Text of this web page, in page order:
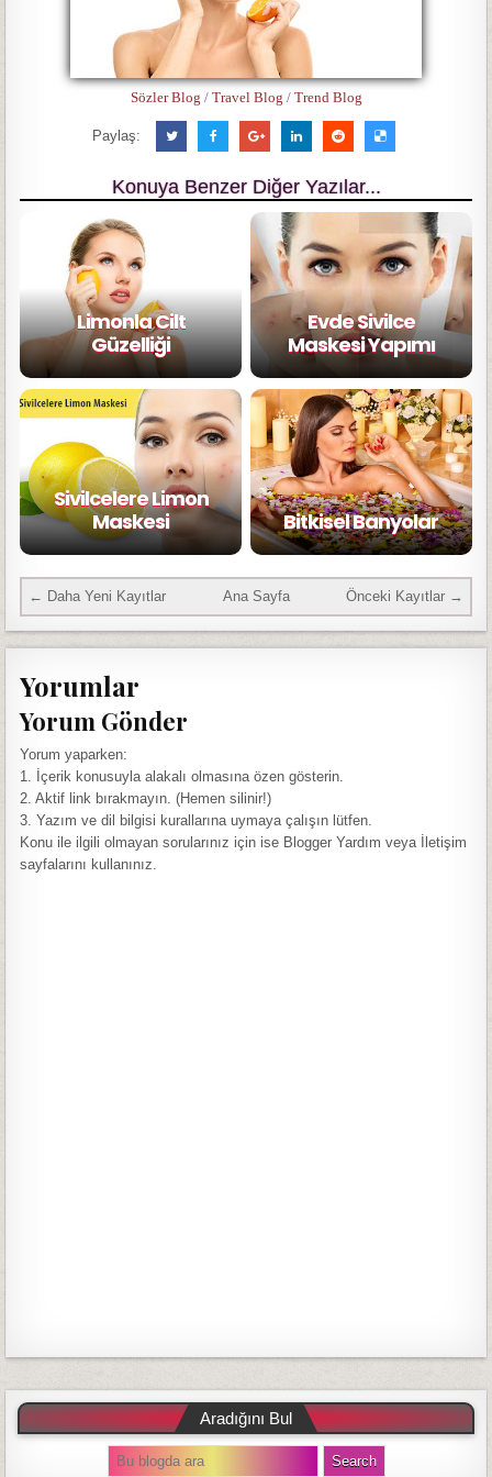
Sözler Blog / Travel Blog / Trend Blog
Paylaş:
Konuya Benzer Diğer Yazılar...
Limonla Cilt
Güzelliği
Evde Sivilce
Maskesi Yapımı
Sivilcelere Limon
Maskesi
Bitkisel Banyolar
← Daha Yeni Kayıtlar Önceki Kayıtlar →
Ana Sayfa
Yorumlar
Yorum Gönder
Yorum yaparken:
1. İçerik konusuyla alakalı olmasına özen gösterin.
2. Aktif link bırakmayın. (Hemen silinir!)
3. Yazım ve dil bilgisi kurallarına uymaya çalışın lütfen.
Konu ile ilgili olmayan sorularınız için ise Blogger Yardım veya İletişim
sayfalarını kullanınız.
Aradığını Bul